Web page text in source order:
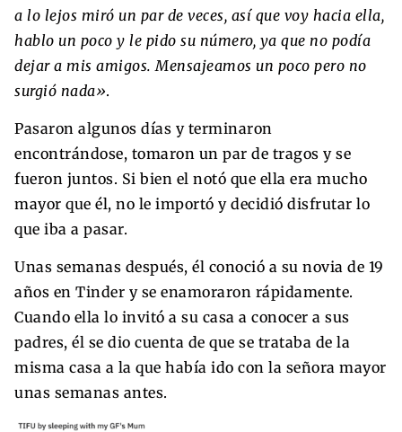
a lo lejos miró un par de veces, así que voy hacia ella,
hablo un poco y le pido su número, ya que no podía
dejar a mis amigos. Mensajeamos un poco pero no
surgió nada».
Pasaron algunos días y terminaron
encontrándose, tomaron un par de tragos y se
fueron juntos. Si bien el notó que ella era mucho
mayor que él, no le importó y decidió disfrutar lo
que iba a pasar.
Unas semanas después, él conoció a su novia de 19
años en Tinder y se enamoraron rápidamente.
Cuando ella lo invitó a su casa a conocer a sus
padres, él se dio cuenta de que se trataba de la
misma casa a la que había ido con la señora mayor
unas semanas antes.